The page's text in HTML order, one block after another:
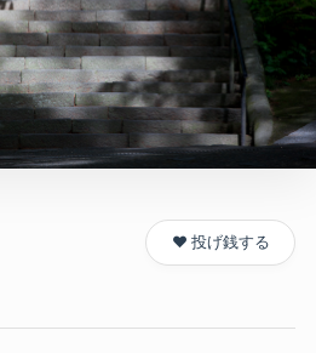
❤️ 投げ銭する